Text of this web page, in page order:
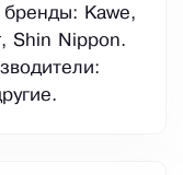
Kawe,
Shin Nippon.